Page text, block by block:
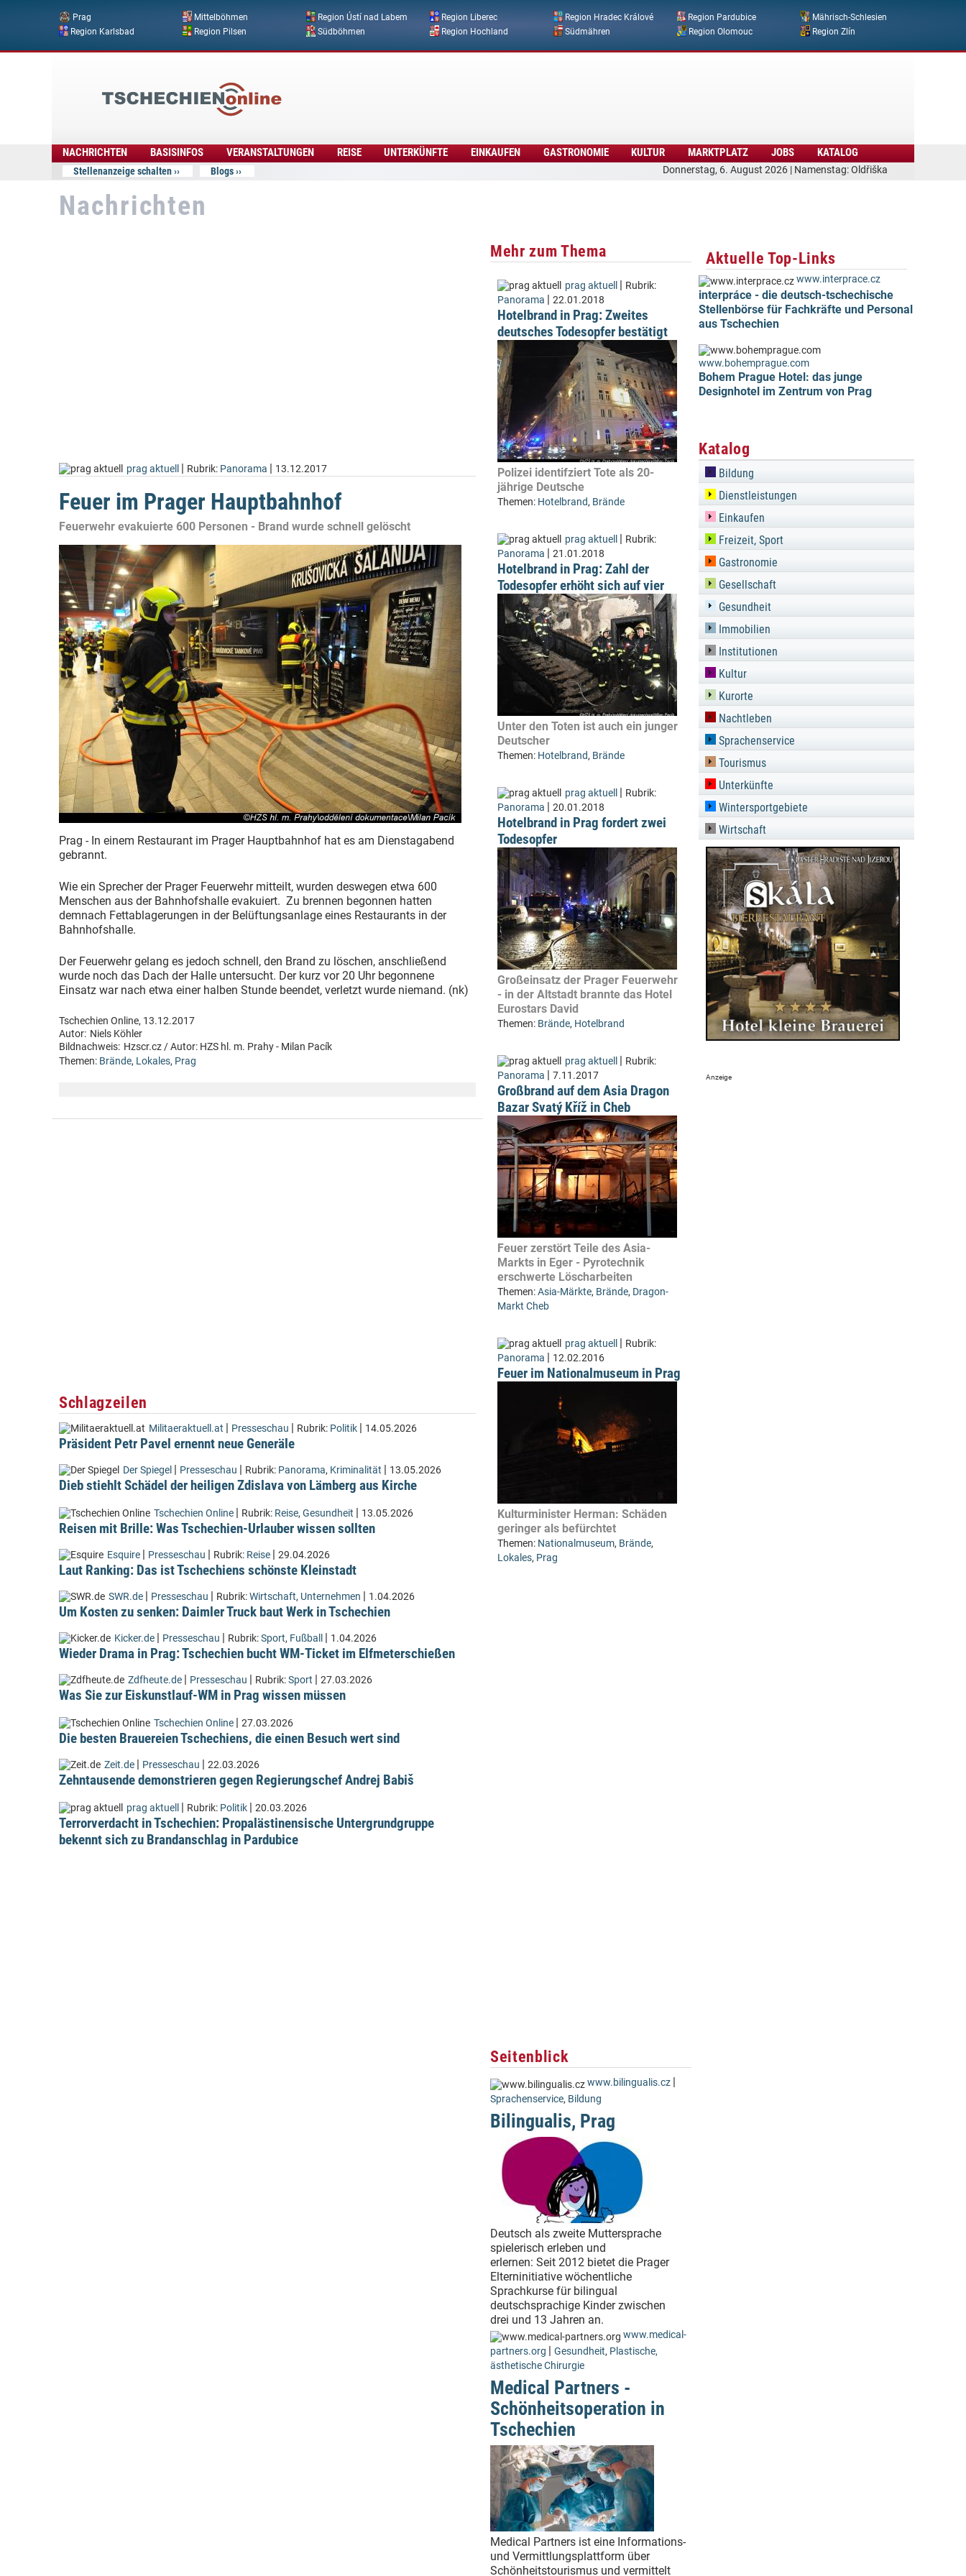
Direkt zum Inhalt
Prag Mittelböhmen Region Ústí nad Labem Region Liberec Region Hradec Králové Region Pardubice
Mährisch-Schlesien
Region Karlsbad
Region Pilsen Südböhmen Region Hochland Südmähren Region Olomouc Region Zlín
Donnerstag, 6. August 2026 | Namenstag: Oldřiška
Online
NACHRICHTEN BASISINFOS VERANSTALTUNGEN REISE UNTERKÜNFTE EINKAUFEN GASTRONOMIE KULTUR MARKTPLATZ JOBS KATALOG
Stellenanzeige schalten Blogs
Nachrichten
prag aktuell | Rubrik: Panorama | 13.12.2017
Feuer im Prager Hauptbahnhof
Feuerwehr evakuierte 600 Personen - Brand wurde schnell gelöscht
Prag - In einem Restaurant im Prager Hauptbahnhof hat es am Dienstagabend
gebrannt.
Wie ein Sprecher der Prager Feuerwehr mitteilt, wurden deswegen etwa 600
Menschen aus der Bahnhofshalle evakuiert. Zu brennen begonnen hatten
demnach Fettablagerungen in der Belüftungsanlage eines Restaurants in der
Bahnhofshalle.
Der Feuerwehr gelang es jedoch schnell, den Brand zu löschen, anschließend
wurde noch das Dach der Halle untersucht. Der kurz vor 20 Uhr begonnene
Einsatz war nach etwa einer halben Stunde beendet, verletzt wurde niemand. (nk)
Tschechien Online, 13.12.2017
Autor: Niels Köhler
Bildnachweis: Hzscr.cz / Autor: HZS hl. m. Prahy - Milan Pacík
Themen: Brände, Lokales, Prag
Schlagzeilen
Militaeraktuell.at | Presseschau | Rubrik: Politik | 14.05.2026
Präsident Petr Pavel ernennt neue Generäle
Der Spiegel | Presseschau | Rubrik: Panorama, Kriminalität | 13.05.2026
Dieb stiehlt Schädel der heiligen Zdislava von Lämberg aus Kirche
Tschechien Online | Rubrik: Reise, Gesundheit | 13.05.2026
Reisen mit Brille: Was Tschechien-Urlauber wissen sollten
Esquire | Presseschau | Rubrik: Reise | 29.04.2026
Laut Ranking: Das ist Tschechiens schönste Kleinstadt
SWR.de | Presseschau | Rubrik:Wirtschaft, Unternehmen | 1.04.2026
Um Kosten zu senken: Daimler Truck baut Werk in Tschechien
Kicker.de | Presseschau | Rubrik:Sport, Fußball | 1.04.2026
Wieder Drama in Prag: Tschechien bucht WM-Ticket im Elfmeterschießen
Zdfheute.de | Presseschau | Rubrik:Sport | 27.03.2026
Was Sie zur Eiskunstlauf-WM in Prag wissen müssen
Tschechien Online | 27.03.2026
Die besten Brauereien Tschechiens, die einen Besuch wert sind
Zeit.de | Presseschau | 22.03.2026
Zehntausende demonstrieren gegen Regierungschef Andrej Babiš
prag aktuell | Rubrik: Politik | 20.03.2026
Terrorverdacht in Tschechien: Propalästinensische Untergrundgruppe
bekennt sich zu Brandanschlag in Pardubice
Mehr zum Thema
prag aktuell | Rubrik:
Panorama | 22.01.2018
Hotelbrand in Prag: Zweites
deutsches Todesopfer bestätigt
Polizei identifziert Tote als 20-
jährige Deutsche
Themen: Hotelbrand, Brände
prag aktuell | Rubrik:
Panorama | 21.01.2018
Hotelbrand in Prag: Zahl der
Todesopfer erhöht sich auf vier
Unter den Toten ist auch ein junger
Deutscher
Themen: Hotelbrand, Brände
prag aktuell | Rubrik:
Panorama | 20.01.2018
Hotelbrand in Prag fordert zwei
Todesopfer
Großeinsatz der Prager Feuerwehr
- in der Altstadt brannte das Hotel
Eurostars David
Themen: Brände, Hotelbrand
prag aktuell | Rubrik:
Panorama | 7.11.2017
Großbrand auf dem Asia Dragon
Bazar Svatý Kříž in Cheb
Feuer zerstört Teile des Asia-
Markts in Eger - Pyrotechnik
erschwerte Löscharbeiten
Themen:Asia-Märkte, Brände, Dragon-
Markt Cheb
prag aktuell | Rubrik:
Panorama | 12.02.2016
Feuer im Nationalmuseum in Prag
Kulturminister Herman: Schäden
geringer als befürchtet
Themen: Nationalmuseum, Brände,
Lokales, Prag
Seitenblick
www.bilingualis.cz |
Sprachenservice, Bildung
Bilingualis, Prag
Deutsch als zweite Muttersprache
spielerisch erleben und
erlernen: Seit 2012 bietet die Prager
Elterninitiative wöchentliche
Sprachkurse für bilingual
deutschsprachige Kinder zwischen
drei und 13 Jahren an.
www.medical-
partners.org | Gesundheit, Plastische,
ästhetische Chirurgie
Medical Partners -
Schönheitsoperation in
Tschechien
Medical Partners ist eine Informations-
und Vermittlungsplattform über
Schönheitstourismus und vermittelt
Aktuelle Top-Links
www.interprace.cz
interpráce - die deutsch-tschechische
Stellenbörse für Fachkräfte und Personal
aus Tschechien
www.bohemprague.com
Bohem Prague Hotel: das junge
Designhotel im Zentrum von Prag
Katalog
Bildung
Dienstleistungen
Einkaufen
Freizeit, Sport
Gastronomie
Gesellschaft
Gesundheit
Immobilien
Institutionen
Kultur
Kurorte
Nachtleben
Sprachenservice
Tourismus
Unterkünfte
Wintersportgebiete
Wirtschaft